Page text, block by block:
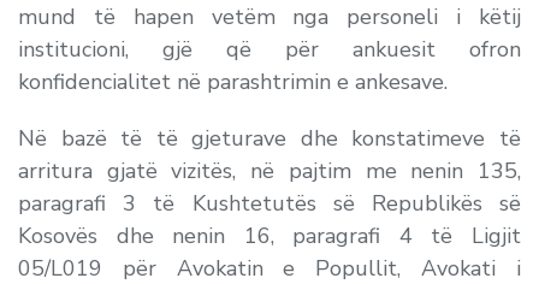
mund të hapen vetëm nga personeli i këtij
institucioni, gjë që për ankuesit ofron
konfidencialitet në parashtrimin e ankesave.
Në bazë të të gjeturave dhe konstatimeve të
arritura gjatë vizitës, në pajtim me nenin 135,
paragrafi 3 të Kushtetutës së Republikës së
Kosovës dhe nenin 16, paragrafi 4 të Ligjit
05/L019 për Avokatin e Popullit, Avokati i